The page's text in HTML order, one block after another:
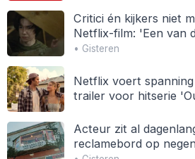
Critici én kijkers niet
Netflix-film: 'Een van
• Gisteren
Netflix voert
trailer voor hitserie
Acteur zit al
reclamebord op